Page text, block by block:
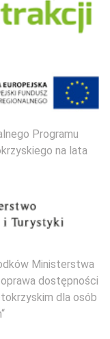
Programu
na lata
Ministerstwa
dostępności
dla osób